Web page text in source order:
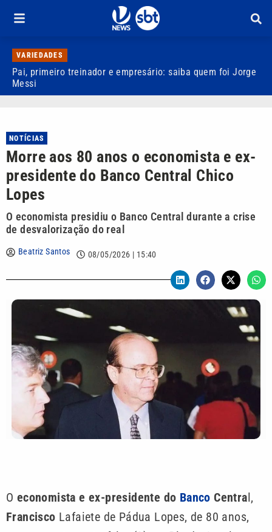
VARIEDADES
Pai, primeiro treinador e empresário: saiba quem foi Jorge
Messi
NOTÍCIAS
Morre aos 80 anos o economista e ex-
presidente do Banco Central Chico
Lopes
O economista presidiu o Banco Central durante a crise
de desvalorização do real
Beatriz Santos 08/05/2026 | 15:40
O economista e ex-presidente do Banco Central,
Francisco Lafaiete de Pádua Lopes, de 80 anos,